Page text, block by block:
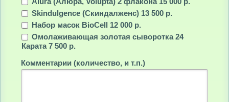
Skindulgence (Скиндалженс) 13 500 р.
Набор масок BioCell 12 000 р.
Омолаживающая золотая сыворотка 24
Карата 7 500 р.
Комментарии (количество, и т.п.)